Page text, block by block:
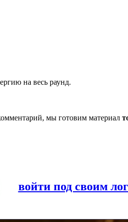
на весь раунд.
мы готовим материал
войти под своим